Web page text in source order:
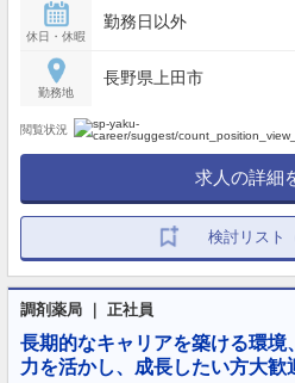
休日・休暇
勤務日以外
勤務地
長野県上田市
閲覧状況
求人の詳細
検討リスト
調剤薬局 ｜ 正社員
長期的なキャリアを築ける環境
力を活かし、成長したい方大歓